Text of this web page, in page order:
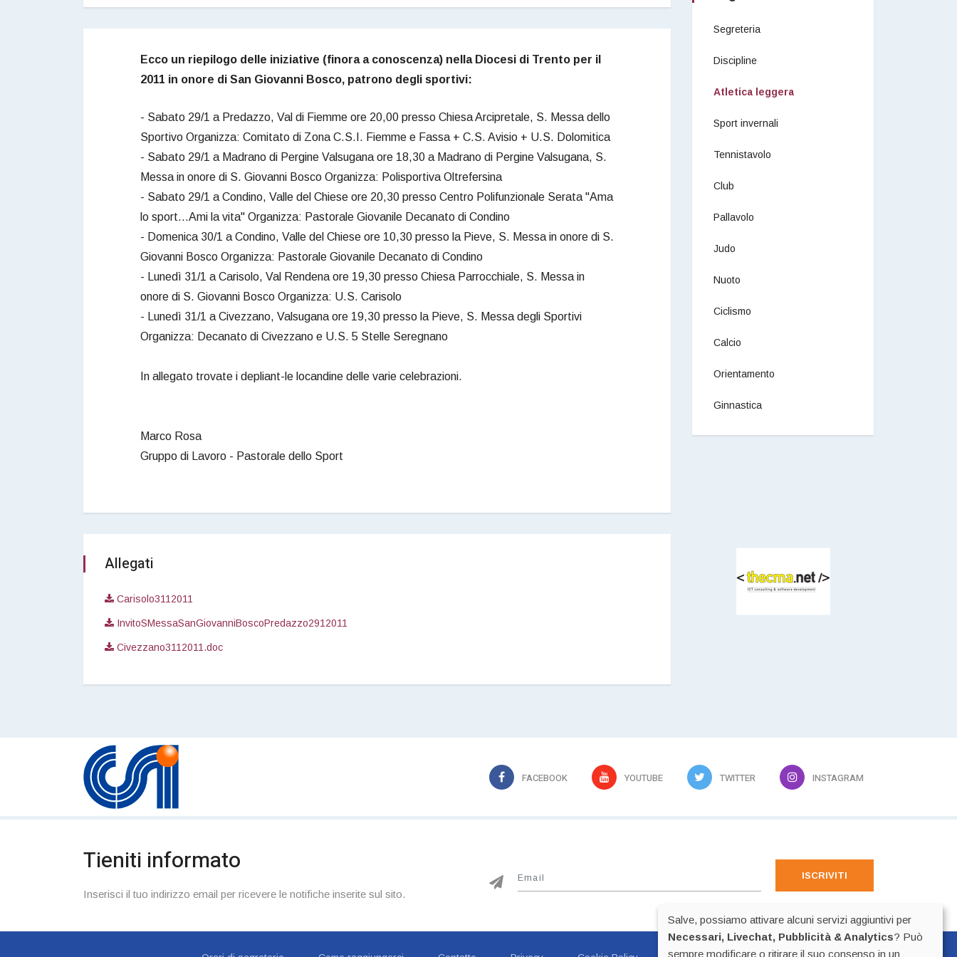
Ecco un riepilogo delle iniziative (finora a conoscenza) nella Diocesi di Trento per il
2011 in onore di San Giovanni Bosco, patrono degli sportivi:
- Sabato 29/1 a Predazzo, Val di Fiemme ore 20,00 presso Chiesa Arcipretale, S. Messa dello
Sportivo Organizza: Comitato di Zona C.S.I. Fiemme e Fassa + C.S. Avisio + U.S. Dolomitica
- Sabato 29/1 a Madrano di Pergine Valsugana ore 18,30 a Madrano di Pergine Valsugana, S.
Messa in onore di S. Giovanni Bosco Organizza: Polisportiva Oltrefersina
- Sabato 29/1 a Condino, Valle del Chiese ore 20,30 presso Centro Polifunzionale Serata "Ama
lo sport...Ami la vita" Organizza: Pastorale Giovanile Decanato di Condino
- Domenica 30/1 a Condino, Valle del Chiese ore 10,30 presso la Pieve, S. Messa in onore di S.
Giovanni Bosco Organizza: Pastorale Giovanile Decanato di Condino
- Lunedì 31/1 a Carisolo, Val Rendena ore 19,30 presso Chiesa Parrocchiale, S. Messa in
onore di S. Giovanni Bosco Organizza: U.S. Carisolo
- Lunedì 31/1 a Civezzano, Valsugana ore 19,30 presso la Pieve, S. Messa degli Sportivi
Organizza: Decanato di Civezzano e U.S. 5 Stelle Seregnano
In allegato trovate i depliant-le locandine delle varie celebrazioni.
Marco Rosa
Gruppo di Lavoro - Pastorale dello Sport
Allegati
Carisolo3112011
InvitoSMessaSanGiovanniBoscoPredazzo2912011
Civezzano3112011.doc
Segreteria
Discipline
Atletica leggera
Sport invernali
Tennistavolo
Club
Pallavolo
Judo
Nuoto
Ciclismo
Calcio
Orientamento
Ginnastica
FACEBOOK YOUTUBE TWITTER INSTAGRAM
Tieniti informato
Inserisci il tuo indirizzo email per ricevere le notifiche inserite sul sito.
ISCRIVITI
Salve, possiamo attivare alcuni servizi aggiuntivi per
Necessari, Livechat, Pubblicità & Analytics? Può
sempre modificare o ritirare il suo consenso in un